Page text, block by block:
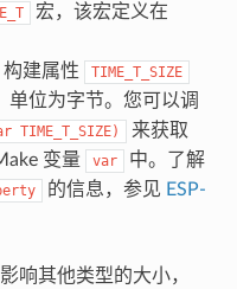
宏，该宏定义在
建属性
TIME_T_SIZE
单位为字节。您可以调
TIME_T_SIZE)
来获取
变量
var
中。了解
的信息，参见 ESP-
响其他类型的大小，